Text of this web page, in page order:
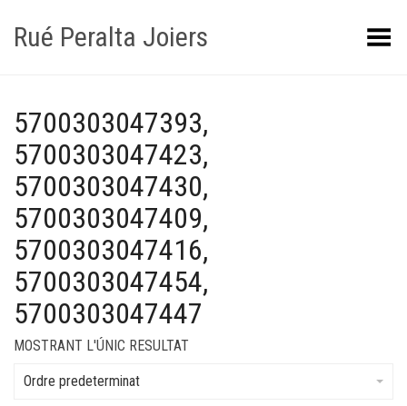
Rué Peralta Joiers Obrir/tancar el menú
5700303047393,
5700303047423,
5700303047430,
5700303047409,
5700303047416,
5700303047454,
5700303047447
MOSTRANT L'ÚNIC RESULTAT
Ordre predeterminat